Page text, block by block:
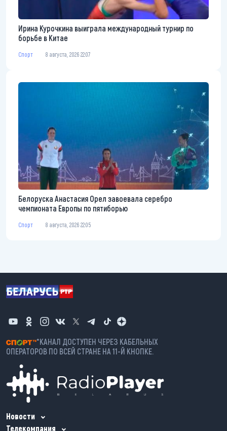
Ирина Курочкина выиграла международный турнир по
борьбе в Китае
Спорт 8 августа, 2026 22:07
Белоруска Анастасия Орел завоевала серебро
чемпионата Европы по пятиборью
Спорт 8 августа, 2026 22:05
*КАНАЛ ДОСТУПЕН ЧЕРЕЗ КАБЕЛЬНЫХ
ОПЕРАТОРОВ ПО ВСЕЙ СТРАНЕ НА 11-Й КНОПКЕ.
Новости
Телекомпания